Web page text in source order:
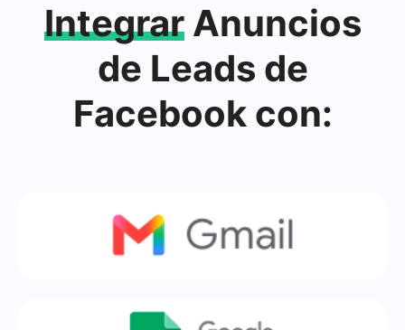
IntegrarAnuncios
de Leads de
Facebook con: